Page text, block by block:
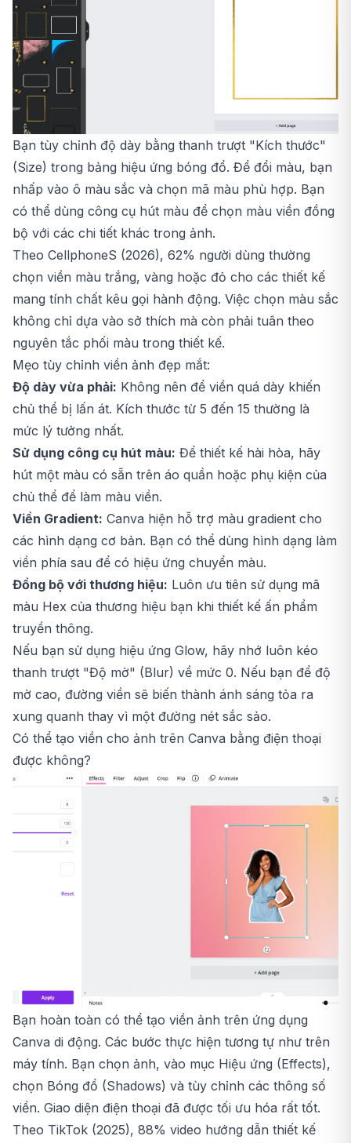
Bạn tùy chỉnh độ dày bằng thanh trượt "Kích thước"
(Size) trong bảng hiệu ứng bóng đổ. Để đổi màu, bạn
nhấp vào ô màu sắc và chọn mã màu phù hợp. Bạn
có thể dùng công cụ hút màu để chọn màu viền đồng
bộ với các chi tiết khác trong ảnh.
Theo CellphoneS (2026), 62% người dùng thường
chọn viền màu trắng, vàng hoặc đỏ cho các thiết kế
mang tính chất kêu gọi hành động. Việc chọn màu sắc
không chỉ dựa vào sở thích mà còn phải tuân theo
nguyên tắc phối màu trong thiết kế.
Mẹo tùy chỉnh viền ảnh đẹp mắt:
Độ dày vừa phải: Không nên để viền quá dày khiến
chủ thể bị lấn át. Kích thước từ 5 đến 15 thường là
mức lý tưởng nhất.
Sử dụng công cụ hút màu: Để thiết kế hài hòa, hãy
hút một màu có sẵn trên áo quần hoặc phụ kiện của
chủ thể để làm màu viền.
Viền Gradient: Canva hiện hỗ trợ màu gradient cho
các hình dạng cơ bản. Bạn có thể dùng hình dạng làm
viền phía sau để có hiệu ứng chuyển màu.
Đồng bộ với thương hiệu: Luôn ưu tiên sử dụng mã
màu Hex của thương hiệu bạn khi thiết kế ấn phẩm
truyền thông.
Nếu bạn sử dụng hiệu ứng Glow, hãy nhớ luôn kéo
thanh trượt "Độ mờ" (Blur) về mức 0. Nếu bạn để độ
mờ cao, đường viền sẽ biến thành ánh sáng tỏa ra
xung quanh thay vì một đường nét sắc sảo.
Có thể tạo viền cho ảnh trên Canva bằng điện thoại
được không?
Bạn hoàn toàn có thể tạo viền ảnh trên ứng dụng
Canva di động. Các bước thực hiện tương tự như trên
máy tính. Bạn chọn ảnh, vào mục Hiệu ứng (Effects),
chọn Bóng đổ (Shadows) và tùy chỉnh các thông số
viền. Giao diện điện thoại đã được tối ưu hóa rất tốt.
Theo TikTok (2025), 88% video hướng dẫn thiết kế